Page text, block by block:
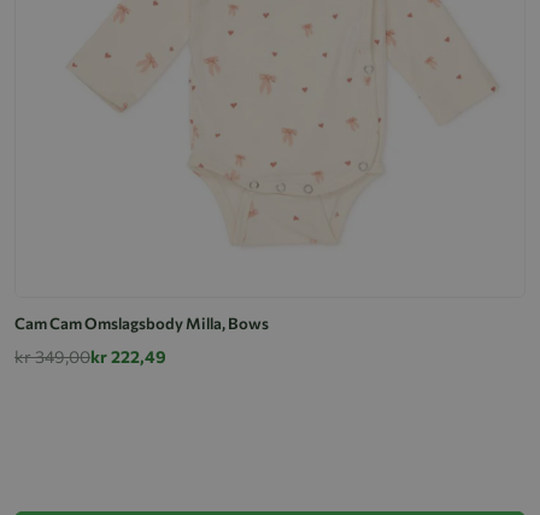
Cam Cam Omslagsbody Milla, Bows
kr 349,00kr 222,49